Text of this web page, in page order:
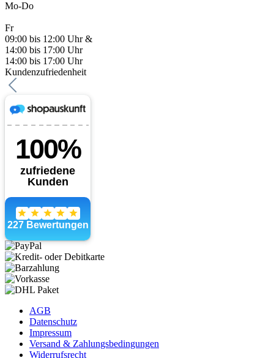
Mo-Do
Fr
09:00 bis 12:00 Uhr &
14:00 bis 17:00 Uhr
14:00 bis 17:00 Uhr
Kundenzufriedenheit
AGB
Datenschutz
Impressum
Versand & Zahlungsbedingungen
Widerrufsrecht